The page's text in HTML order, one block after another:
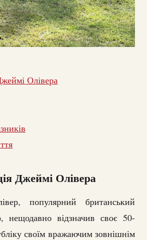
Олівера
Джеймі Олівера
популярний британський
нещодавно відзначив своє 50-
своїм вражаючим зовнішнім